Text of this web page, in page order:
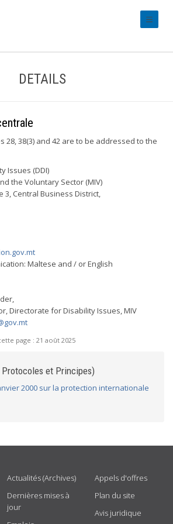
DETAILS
28, 38(3) and 42 are to be addressed to the
Issues (DDI)
the Voluntary Sector (MIV)
3, Central Business District,
Maltese and / or English
Directorate for Disability Issues, MIV
page : 21 août 2025
et Principes)
2000 sur la protection internationale
Actualités (Archives)
Dernières mises à
jour
Appels d'offres
Plan du site
Avis juridique